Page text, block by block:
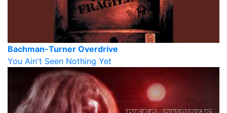
Bachman-Turner Overdrive
You Ain't Seen Nothing Yet